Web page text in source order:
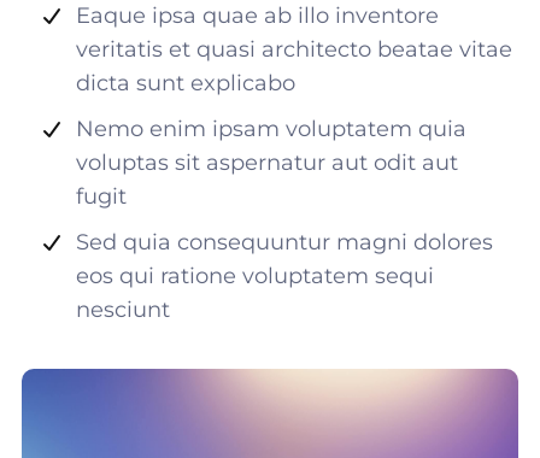
Eaque ipsa quae ab illo inventore
veritatis et quasi architecto beatae vitae
dicta sunt explicabo
Nemo enim ipsam voluptatem quia
voluptas sit aspernatur aut odit aut
fugit
Sed quia consequuntur magni dolores
eos qui ratione voluptatem sequi
nesciunt